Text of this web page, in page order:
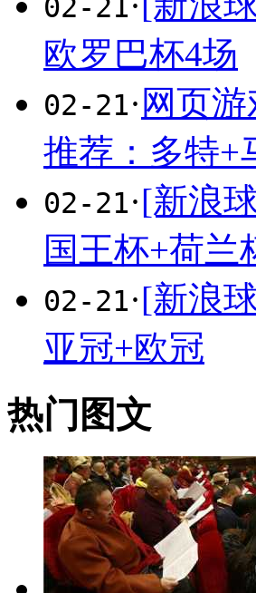
02-21
欧罗巴杯4场
02-21· 网页
推荐：多特+
02-21·[新浪
国王杯+荷兰
02-21·[新浪
亚冠+欧冠
热门图文